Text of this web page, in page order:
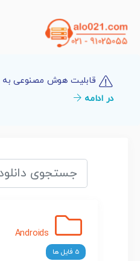
قابلیت هوش مصنوعی به سرویس
در ادامه
5 فایل ها